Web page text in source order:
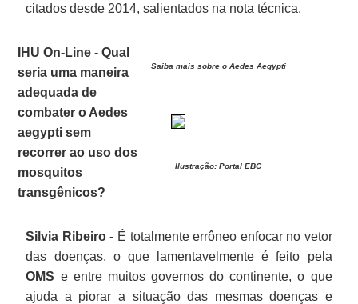
citados desde 2014, salientados na nota técnica.
Saiba mais sobre o Aedes Aegypti
Ilustração: Portal EBC
IHU On-Line - Qual
seria uma maneira
adequada de
combater o Aedes
aegypti sem
recorrer ao uso dos
mosquitos
transgênicos?
Silvia Ribeiro - É totalmente errôneo enfocar no vetor
das doenças, o que lamentavelmente é feito pela
OMS e entre muitos governos do continente, o que
ajuda a piorar a situação das mesmas doenças e